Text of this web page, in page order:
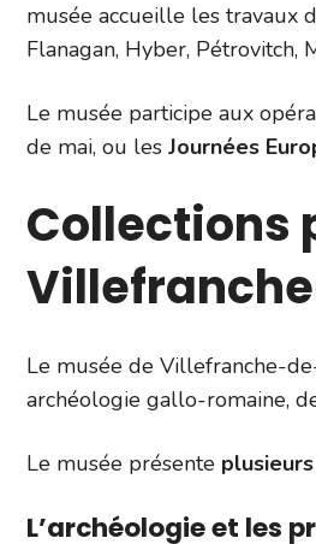
musée accueille les travaux
Flanagan, Hyber, Pétrovitch,
Le musée participe aux
de mai, ou les Journées
Collections
Le musée de Villefranche-
archéologie gallo-romaine,
Le musée présente
L’archéologie et les